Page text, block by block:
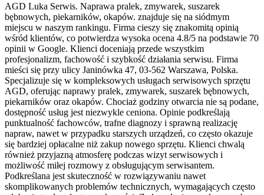
AGD Luka Serwis. Naprawa pralek, zmywarek, suszarek
bębnowych, piekarników, okapów. znajduje się na siódmym
miejscu w naszym rankingu. Firma cieszy się znakomitą opinią
wśród klientów, co potwierdza wysoka ocena 4.8/5 na podstawie 70
opinii w Google. Klienci doceniają przede wszystkim
profesjonalizm, fachowość i szybkość działania serwisu. Firma
mieści się przy ulicy Janinówka 47, 03-562 Warszawa, Polska.
Specjalizuje się w kompleksowych usługach serwisowych sprzętu
AGD, oferując naprawy pralek, zmywarek, suszarek bębnowych,
piekarników oraz okapów. Chociaż godziny otwarcia nie są podane,
dostępność usług jest niezwykle ceniona. Opinie podkreślają
punktualność fachowców, trafne diagnozy i sprawną realizację
napraw, nawet w przypadku starszych urządzeń, co często okazuje
się bardziej opłacalne niż zakup nowego sprzętu. Klienci chwalą
również przyjazną atmosferę podczas wizyt serwisowych i
możliwość miłej rozmowy z obsługującym serwisantem.
Podkreślana jest skuteczność w rozwiązywaniu nawet
skomplikowanych problemów technicznych, wymagających często